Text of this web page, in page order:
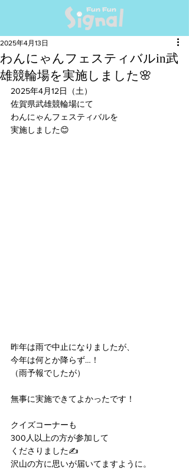
わんにゃんフェスティバルin武
雄競輪場を実施しました🌸
2025年4月13日
2025年4月12日（土）
佐賀県武雄競輪場にて
わんにゃんフェスティバルを
実施しました😊
昨年は雨で中止になりましたが、
今年は何とか降らず…！
（雨予報でしたが）
無事に実施できてよかったです！
クイズコーナーも
300人以上の方が参加して
くださりました✍️
沢山の方に思いが届いてますように。